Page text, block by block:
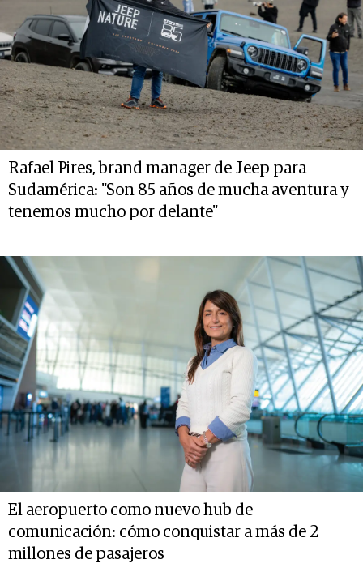
Rafael Pires, brand manager de Jeep para
Sudamérica: "Son 85 años de mucha aventura y
tenemos mucho por delante"
El aeropuerto como nuevo hub de
comunicación: cómo conquistar a más de 2
millones de pasajeros